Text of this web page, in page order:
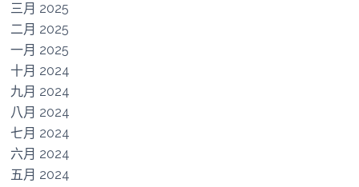
三月 2025
二月 2025
一月 2025
十月 2024
九月 2024
八月 2024
七月 2024
六月 2024
五月 2024